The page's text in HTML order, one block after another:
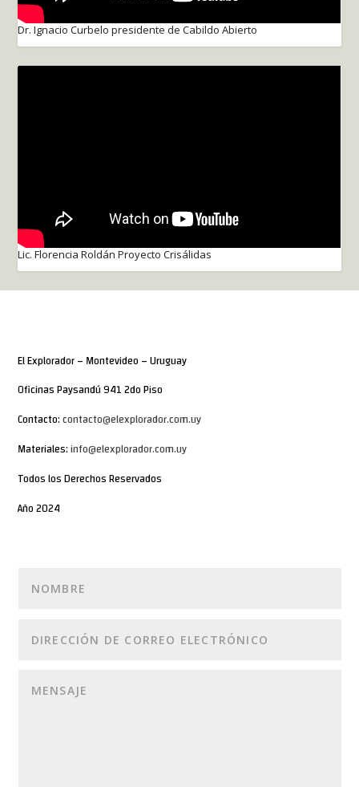
Dr. Ignacio Curbelo presidente de Cabildo Abierto
Lic. Florencia Roldán Proyecto Crisálidas
El Explorador – Montevideo – Uruguay
Oficinas Paysandú 941 2do Piso
Contacto:contacto@elexplorador.com.uy
Materiales:info@elexplorador.com.uy
Todos los Derechos Reservados
Año 2024